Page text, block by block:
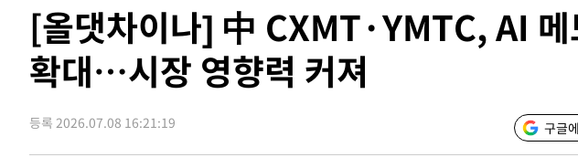
-8693초 전 >[속보]종합특검, '계엄 수용공간 확보' 신용해 前교정본부장 기소
-7566초 전 >
외신들도 주목한 韓축구 파문…"국민적 공분에 수사 재개"
-7537초 전 >
11시간 압수수색에 성접대 파문까지…'쑥대밭' 된 축구협회
태 후임
-2917초 전 > [속보]국힘 윤리위, '돌려차기 발언' 진종오·서범수 징계 절차 개시
29분 전 >[속보] 7월 중국 수출 23.9%↑ 수입 27.5%↑…무역총액 25.3%↑
[올댓차이나] 中 CXMT·YMTC, AI 메
확대…시장 영향력 커져
등록 2026.07.08 16:21:19 구글